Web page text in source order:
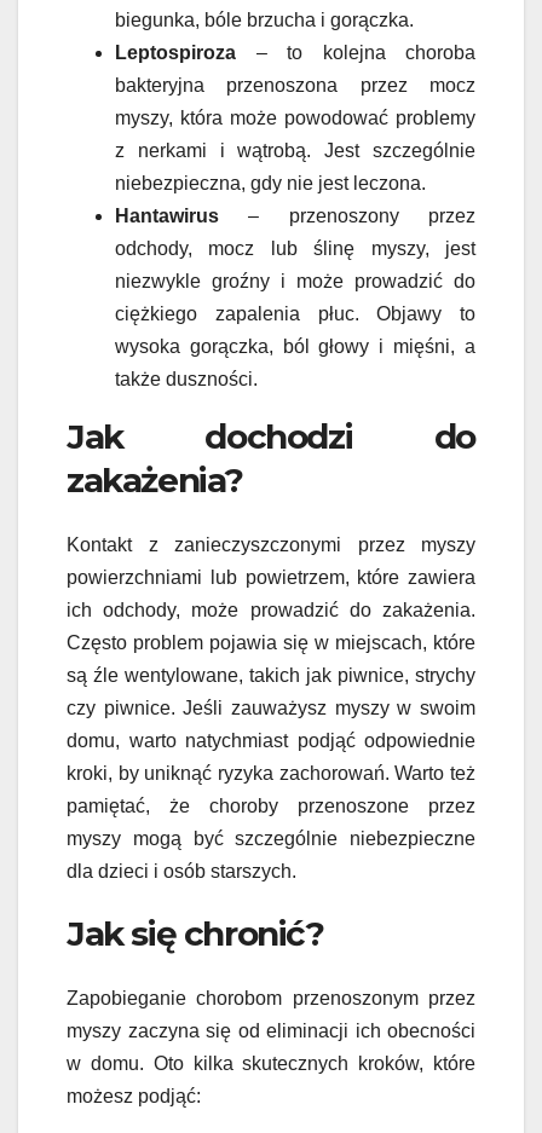
biegunka, bóle brzucha i gorączka.
Leptospiroza – to kolejna choroba
bakteryjna przenoszona przez mocz
myszy, która może powodować problemy
z nerkami i wątrobą. Jest szczególnie
niebezpieczna, gdy nie jest leczona.
Hantawirus – przenoszony przez
odchody, mocz lub ślinę myszy, jest
niezwykle groźny i może prowadzić do
ciężkiego zapalenia płuc. Objawy to
wysoka gorączka, ból głowy i mięśni, a
także duszności.
Jak dochodzi do
zakażenia?
Kontakt z zanieczyszczonymi przez myszy
powierzchniami lub powietrzem, które zawiera
ich odchody, może prowadzić do zakażenia.
Często problem pojawia się w miejscach, które
są źle wentylowane, takich jak piwnice, strychy
czy piwnice. Jeśli zauważysz myszy w swoim
domu, warto natychmiast podjąć odpowiednie
kroki, by uniknąć ryzyka zachorowań. Warto też
pamiętać, że choroby przenoszone przez
myszy mogą być szczególnie niebezpieczne
dla dzieci i osób starszych.
Jak się chronić?
Zapobieganie chorobom przenoszonym przez
myszy zaczyna się od eliminacji ich obecności
w domu. Oto kilka skutecznych kroków, które
możesz podjąć: